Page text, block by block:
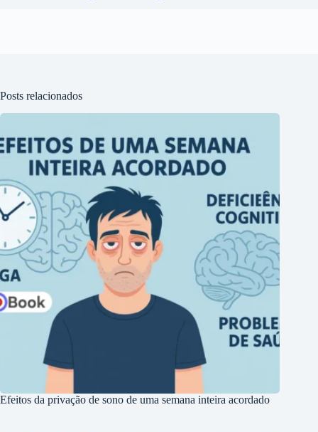
Posts relacionados
Efeitos da privação de sono de uma semana inteira acordado